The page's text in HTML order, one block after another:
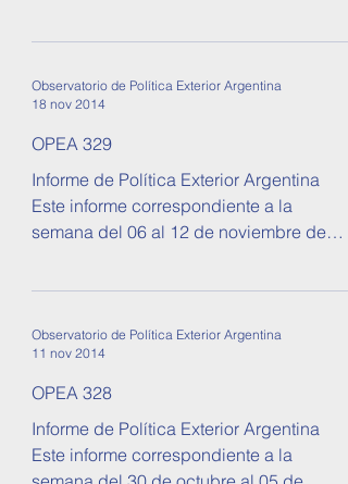
Observatorio de Política Exterior Argentina
18 nov 2014
OPEA 329
Informe de Política Exterior Argentina
Este informe correspondiente a la
semana del 06 al 12 de noviembre de
Observatorio de Política Exterior Argentina
11 nov 2014
OPEA 328
Informe de Política Exterior Argentina
Este informe correspondiente a la